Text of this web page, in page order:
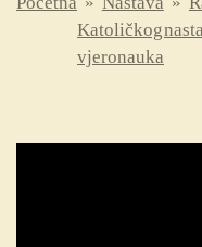
Katoličkog
vjeronauka